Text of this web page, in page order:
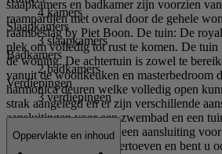
slaapkamers en badkamer zijn voorzien
raampartijen met overal door de gehele
raambeslag by Piet Boon. De tuin: De
plek om volledig tot rust te komen. De
de woning. De achtertuin is zowel te
vanuit de woonkeuken en masterbedroom
harmonica deuren welke volledig open
strak aangelegd en er zijn verschillende
aansluitingen voor een zwembad en een
aanwezig. Tevens is er een aansluiting
u zich hier al heerlijk vertoeven en bent u
4 kamers
Slaapkamers
3 slaapkamers
Badkamers
2 badkamers
Verdiepingen
3 verdiepingen
Oppervlakte en inhoud